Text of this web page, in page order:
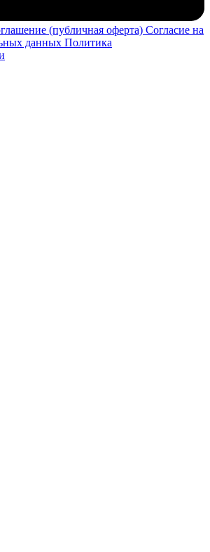
(публичная оферта) Согласие на
данных Политика